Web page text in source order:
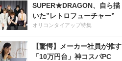
SUPER★DRAGON、自ら描
いた”レトロフューチャー”
オリコンタイアップ特集
【驚愕】メーカー社員が推す
「10万円台」神コスパPC